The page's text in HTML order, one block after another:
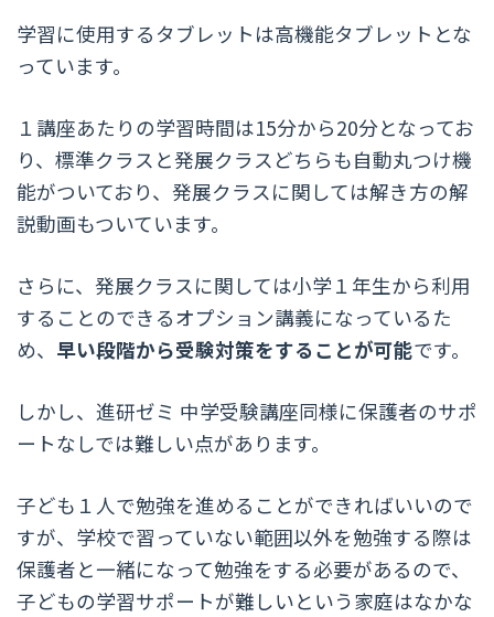
学習に使用するタブレットは高機能タブレットとな
っています。
１講座あたりの学習時間は15分から20分となってお
り、標準クラスと発展クラスどちらも自動丸つけ機
能がついており、発展クラスに関しては解き方の解
説動画もついています。
さらに、発展クラスに関しては小学１年生から利用
することのできるオプション講義になっているた
め、 早い段階から受験対策をすることが可能です。
しかし、進研ゼミ 中学受験講座同様に保護者のサポ
ートなしでは難しい点があります。
子ども１人で勉強を進めることができればいいので
すが、学校で習っていない範囲以外を勉強する際は
保護者と一緒になって勉強をする必要があるので、
子どもの学習サポートが難しいという家庭はなかな